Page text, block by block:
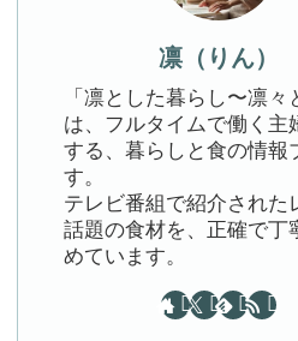
凛（りん）
「凛とした暮らし〜凛々
は、フルタイムで働く主
する、暮らしと食の情報
す。
テレビ番組で紹介された
話題の食材を、正確で丁
めています。